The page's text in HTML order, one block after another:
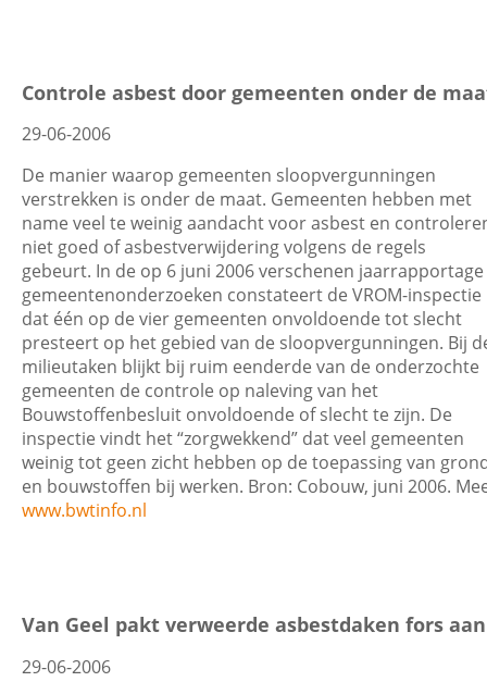
Controle asbest door gemeenten onder de
29-06-2006
De manier waarop gemeenten sloopvergunningen
verstrekken is onder de maat. Gemeenten hebben met
name veel te weinig aandacht voor asbest en
niet goed of asbestverwijdering volgens de regels
gebeurt. In de op 6 juni 2006 verschenen jaarrapportage
gemeentenonderzoeken constateert de VROM-inspectie
dat één op de vier gemeenten onvoldoende tot slecht
presteert op het gebied van de sloopvergunningen. Bij
milieutaken blijkt bij ruim eenderde van de onderzochte
gemeenten de controle op naleving van het
Bouwstoffenbesluit onvoldoende of slecht te zijn. De
inspectie vindt het “zorgwekkend” dat veel gemeenten
weinig tot geen zicht hebben op de toepassing van
en bouwstoffen bij werken. Bron: Cobouw, juni 2006.
www.bwtinfo.nl
Van Geel pakt verweerde asbestdaken fors aan
29-06-2006